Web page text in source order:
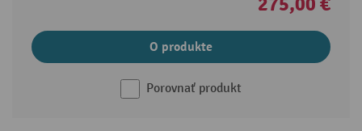
O produkte
Porovnať produkt